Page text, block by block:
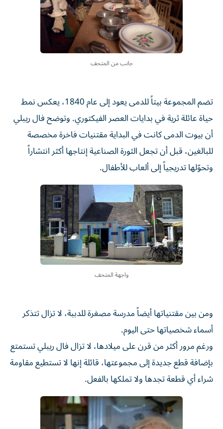
جانب من المتحف
تضم المجموعة بيتاً للدمى يعود إلى عام 1840، يعكس نمط
حياة عائلة ثرية في بدايات العصر الفيكتوري. وتوضح فال ريبلي
أن بيوت الدمى كانت في البداية مقتنيات فاخرة مخصصة
للبالغين، قبل أن تجعل الثورة الصناعية إنتاجها أكثر انتشاراً
وتحوّلها تدريجياً إلى ألعاب للأطفال.
واجهة المتحف
ومن بين مقتنياتها أيضاً مدرسة مصغرة للدببة، لا تزال تتذكر
أسماء شخصياتها حتى اليوم.
ورغم مرور أكثر من قرن على ميلادها، لا تزال فال ريبلي تستمتع
بإضافة قطع جديدة إلى مجموعتها، قائلة إنها لا تستطيع مقاومة
شراء أي قطعة تجدها ولا تملكها بالفعل.